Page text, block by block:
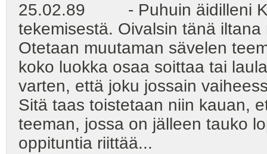
25.02.89 - Puhuin äidilleni
tekemisestä. Oivalsin tänä
Otetaan muutaman sävelen
koko luokka osaa soittaa tai
varten, että joku jossain
Sitä taas toistetaan niin kauan,
teeman, jossa on jälleen tauko
oppituntia riittää...